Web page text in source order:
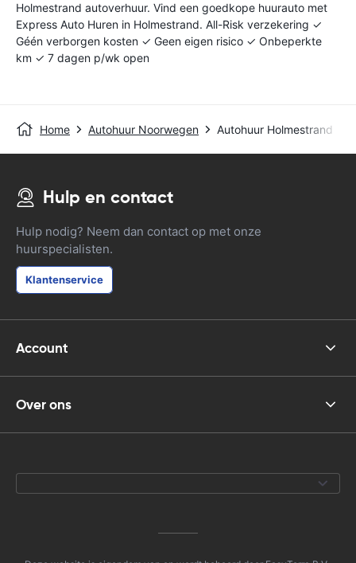
Holmestrand autoverhuur. Vind een goedkope huurauto met
Express Auto Huren in Holmestrand. All-Risk verzekering ✓
Géén verborgen kosten ✓ Geen eigen risico ✓ Onbeperkte
km ✓ 7 dagen p/wk open
Home Autohuur Noorwegen Autohuur Holmestrand
Hulp en contact
Hulp nodig? Neem dan contact op met onze
huurspecialisten.
Klantenservice
Account
Over ons